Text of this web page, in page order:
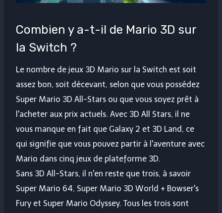
Combien y a-t-il de Mario 3D sur
la Switch ?
Le nombre de jeux 3D Mario sur la Switch est soit
assez bon, soit décevant, selon que vous possédez
Super Mario 3D All-Stars ou que vous soyez prêt à
l'acheter aux prix actuels. Avec 3D All Stars, il ne
vous manque en fait que Galaxy 2 et 3D Land, ce
qui signifie que vous pouvez partir à l'aventure avec
Mario dans cinq jeux de plateforme 3D.
Sans 3D All-Stars, il n'en reste que trois, à savoir
Super Mario 64, Super Mario 3D World + Bowser's
Fury et Super Mario Odyssey. Tous les trois sont